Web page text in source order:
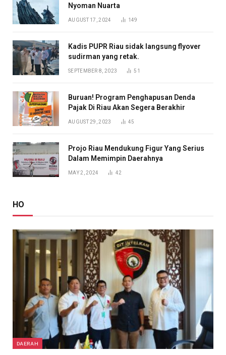
Nyoman Nuarta
AUGUST 17, 2024 149
Kadis PUPR Riau sidak langsung flyover
sudirman yang retak.
SEPTEMBER 8, 2023 51
Buruan! Program Penghapusan Denda
Pajak Di Riau Akan Segera Berakhir
AUGUST 29, 2023 45
Projo Riau Mendukung Figur Yang Serius
Dalam Memimpin Daerahnya
MAY 2, 2024 42
HO
DAERAH